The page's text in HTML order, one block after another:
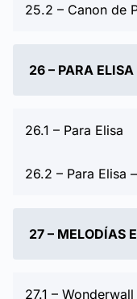
25.2 – Canon de
26 – PARA ELISA
26.1 – Para Elisa
26.2 – Para Elisa
27 – MELODÍAS
27.1 – Wonderwall